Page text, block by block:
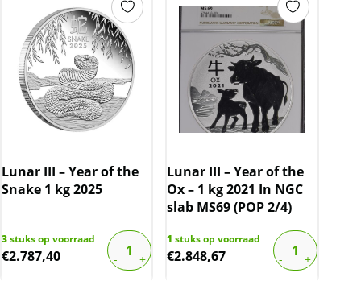
Lunar III – Year of the
Snake 1 kg 2025
3stuks op voorraad
€2.787,40
Lunar III – Year of the
Ox – 1 kg 2021 In NGC
slab MS69 (POP 2/4)
1 stuks op voorraad
€2.848,67